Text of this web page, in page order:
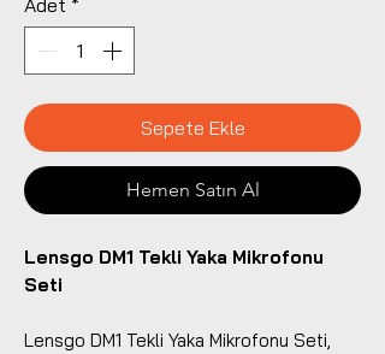
Adet *
Sepete Ekle
Hemen Satın Al
Lensgo DM1 Tekli Yaka Mikrofonu
Seti
Lensgo DM1 Tekli Yaka Mikrofonu Seti,